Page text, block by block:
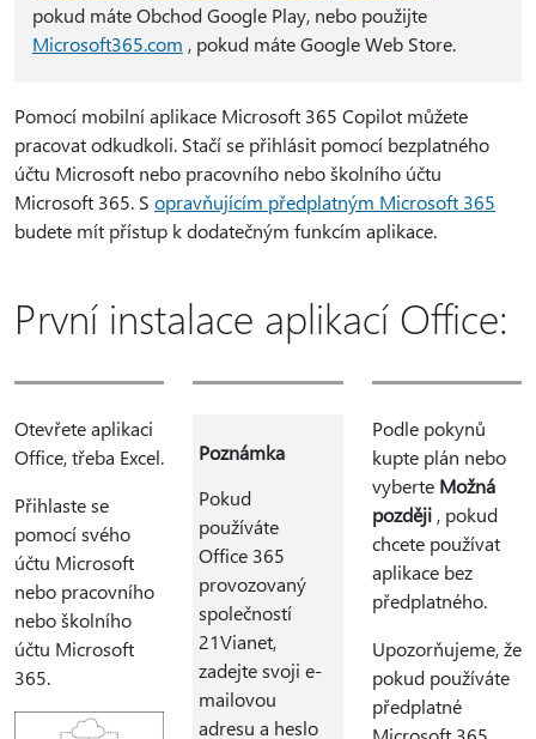
pokud máte Obchod Google Play, nebo použijte
Microsoft365.com , pokud máte Google Web Store.
Pomocí mobilní aplikace Microsoft 365 Copilot můžete
pracovat odkudkoli. Stačí se přihlásit pomocí bezplatného
účtu Microsoft nebo pracovního nebo školního účtu
Microsoft 365. S opravňujícím předplatným Microsoft 365
budete mít přístup k dodatečným funkcím aplikace.
První instalace aplikací Office:
Otevřete aplikaci
Office, třeba Excel.
Přihlaste se
pomocí svého
účtu Microsoft
nebo pracovního
nebo školního
účtu Microsoft
365.
Poznámka
Pokud
používáte
Office 365
provozovaný
společností
21Vianet,
zadejte svoji e-
mailovou
adresu a heslo
Podle pokynů
kupte plán nebo
vyberte Možná
později, pokud
chcete používat
aplikace bez
předplatného.
Upozorňujeme, že
pokud používáte
předplatné